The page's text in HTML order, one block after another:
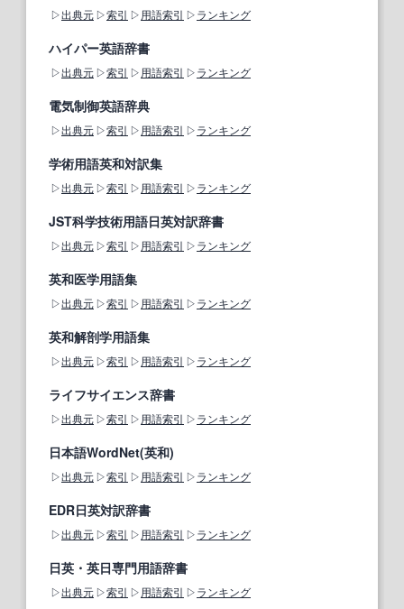
出典元 索引 用語索引 ランキング
ハイパー英語辞書
出典元 索引 用語索引 ランキング
電気制御英語辞典
出典元 索引 用語索引 ランキング
学術用語英和対訳集
出典元 索引 用語索引 ランキング
JST科学技術用語日英対訳辞書
出典元 索引 用語索引 ランキング
英和医学用語集
出典元 索引 用語索引 ランキング
英和解剖学用語集
出典元 索引 用語索引 ランキング
ライフサイエンス辞書
出典元 索引 用語索引 ランキング
日本語WordNet(英和)
出典元 索引 用語索引 ランキング
EDR日英対訳辞書
出典元 索引 用語索引 ランキング
日英・英日専門用語辞書
出典元 索引 用語索引 ランキング